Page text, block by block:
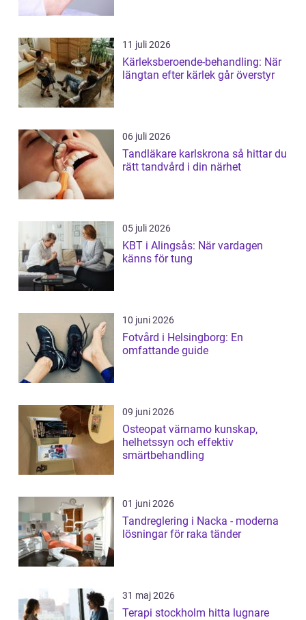
11 juli 2026
Kärleksberoende-behandling: När
längtan efter kärlek går överstyr
06 juli 2026
Tandläkare karlskrona så hittar du
rätt tandvård i din närhet
05 juli 2026
KBT i Alingsås: När vardagen
känns för tung
10 juni 2026
Fotvård i Helsingborg: En
omfattande guide
09 juni 2026
Osteopat värnamo kunskap,
helhetssyn och effektiv
smärtbehandling
01 juni 2026
Tandreglering i Nacka - moderna
lösningar för raka tänder
31 maj 2026
Terapi stockholm hitta lugnare